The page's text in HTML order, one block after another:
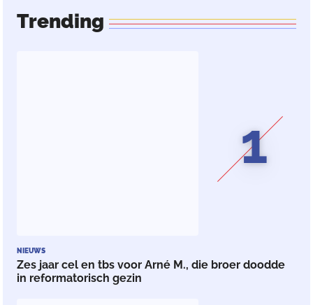
Trending
1
NIEUWS
Zes jaar cel en tbs voor Arné M., die broer doodde
in reformatorisch gezin